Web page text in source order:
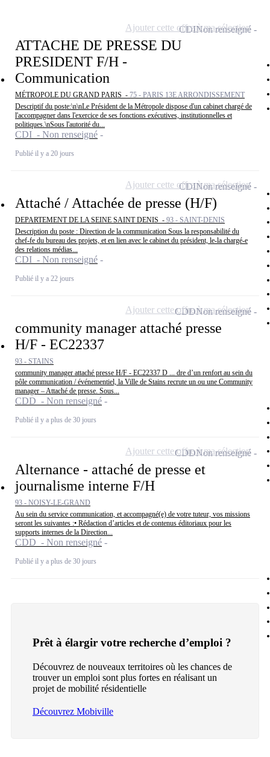
ATTACHE DE PRESSE DU
PRESIDENT F/H -
Communication
MÉTROPOLE DU GRAND PARIS - 75 - PARIS 13E ARRONDISSEMENT
Descriptif du poste:\n\nLe Président de la Métropole dispose d'un cabinet chargé de
l'accompagner dans l'exercice de ses fonctions exécutives, institutionnelles et
politiques.\nSous l'autorité du...
CDI - Non renseigné
Publié il y a 20 jours
CDINon renseigné
Ajouter cette offre à ma sélection
Attaché / Attachée de presse (H/F)
DEPARTEMENT DE LA SEINE SAINT DENIS - 93 - SAINT-DENIS
Description du poste : Direction de la communication Sous la responsabilité du
chef-fe du bureau des projets, et en lien avec le cabinet du président, le-la chargé-e
des relations médias...
CDI - Non renseigné
Publié il y a 22 jours
CDINon renseigné
Ajouter cette offre à ma sélection
community manager attaché presse
H/F - EC22337
93 - STAINS
community manager attaché presse H/F - EC22337 D ... dre d’un renfort au sein du
pôle communication / événementiel, la Ville de Stains recrute un ou une Community
manager – Attaché de presse. Sous...
CDD - Non renseigné
Publié il y a plus de 30 jours
CDDNon renseigné
Ajouter cette offre à ma sélection
Alternance - attaché de presse et
journalisme interne F/H
93 - NOISY-LE-GRAND
Au sein du service communication, et accompagné(e) de votre tuteur, vos missions
seront les suivantes :• Rédaction d’articles et de contenus éditoriaux pour les
supports internes de la Direction...
CDD - Non renseigné
Publié il y a plus de 30 jours
CDDNon renseigné
Ajouter cette offre à ma sélection
Prêt à élargir votre recherche d’emploi ?
Découvrez de nouveaux territoires où les chances de
trouver un emploi sont plus fortes en réalisant un
projet de mobilité résidentielle
Découvrez Mobiville